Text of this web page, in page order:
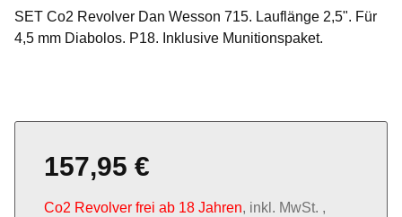
SET Co2 Revolver Dan Wesson 715. Lauflänge 2,5". Für
4,5 mm Diabolos. P18. Inklusive Munitionspaket.
157,95 €
Co2 Revolver frei ab 18 Jahren, inkl. MwSt. ,